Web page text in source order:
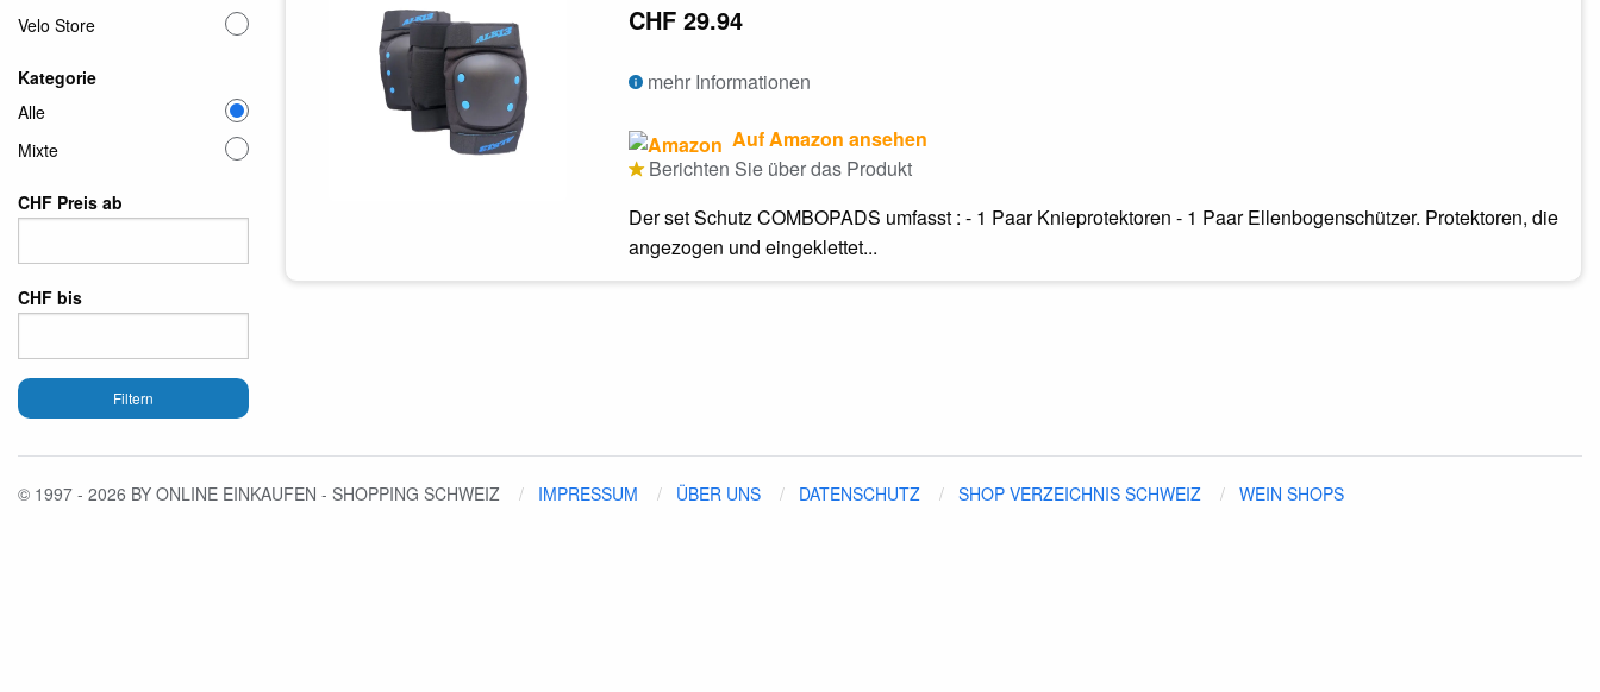
Velo Store
Kategorie
Alle
Mixte
CHF Preis ab
CHF bis
Filtern
CHF 29.94
mehr Informationen
Auf Amazon ansehen
Berichten Sie über das Produkt
Der set Schutz COMBOPADS umfasst : - 1 Paar Knieprotektoren - 1 Paar Ellenbogenschützer. Protektoren, die
angezogen und eingeklettet...
© 1997 - 2026 BY ONLINE EINKAUFEN - SHOPPING SCHWEIZ IMPRESSUM ÜBER UNS DATENSCHUTZ SHOP VERZEICHNIS SCHWEIZ WEIN SHOPS